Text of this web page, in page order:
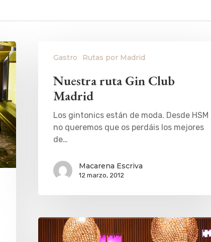
Gastro Rutas por Madrid
Nuestra ruta Gin Club
Madrid
Los gintonics están de moda. Desde HSM
no queremos que os perdáis los mejores
de…
Macarena Escriva
12 marzo, 2012